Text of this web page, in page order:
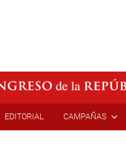
EDITORIAL CAMPAÑAS